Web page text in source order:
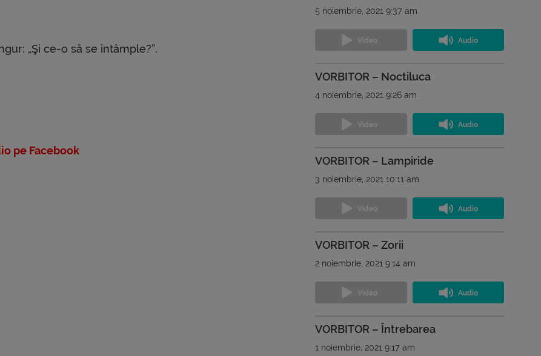
„Şi ce-o să se întâmple?”.
pe Facebook
5 noiembrie, 2021 9:37 am
VORBITOR – Noctiluca
4 noiembrie, 2021 9:26 am
VORBITOR – Lampiride
3 noiembrie, 2021 10:11 am
VORBITOR – Zorii
2 noiembrie, 2021 9:14 am
VORBITOR – Întrebarea
1 noiembrie, 2021 9:17 am